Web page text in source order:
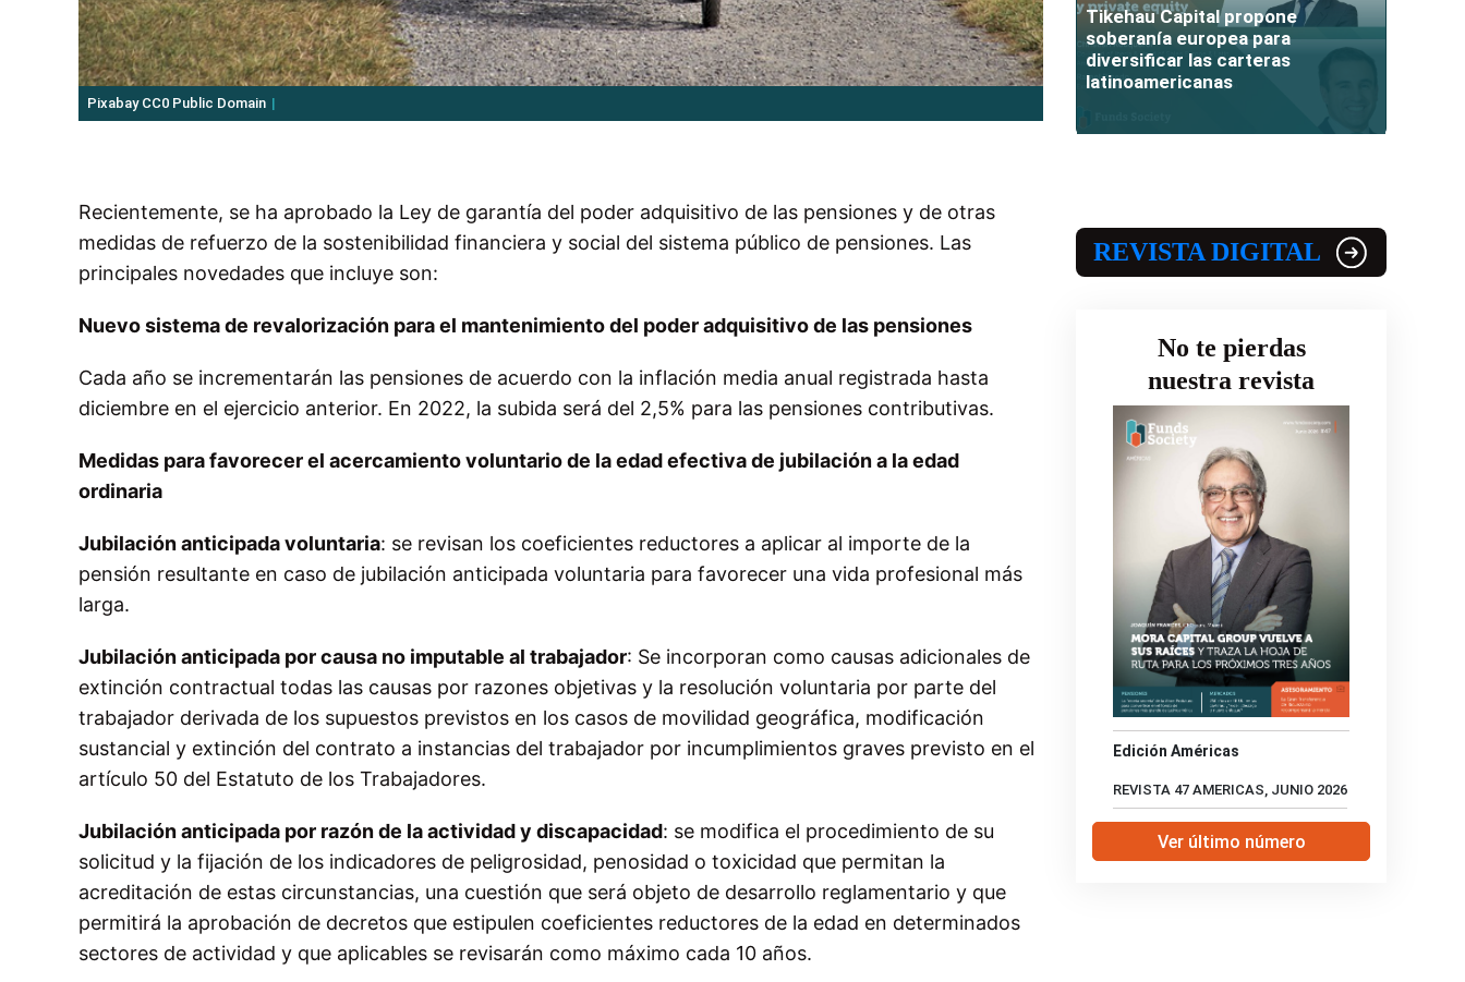
Pixabay CC0 Public Domain
Recientemente, se ha aprobado la Ley de garantía del poder adquisitivo de las pensiones y de otras
medidas de refuerzo de la sostenibilidad financiera y social del sistema público de pensiones. Las
principales novedades que incluye son:
Nuevo sistema de revalorización para el mantenimiento del poder adquisitivo de las pensiones
Cada año se incrementarán las pensiones de acuerdo con la inflación media anual registrada hasta
diciembre en el ejercicio anterior. En 2022, la subida será del 2,5% para las pensiones contributivas.
Medidas para favorecer el acercamiento voluntario de la edad efectiva de jubilación a la edad
ordinaria
Jubilación anticipada voluntaria: se revisan los coeficientes reductores a aplicar al importe de la
pensión resultante en caso de jubilación anticipada voluntaria para favorecer una vida profesional más
larga.
Jubilación anticipada por causa no imputable al trabajador: Se incorporan como causas adicionales de
extinción contractual todas las causas por razones objetivas y la resolución voluntaria por parte del
trabajador derivada de los supuestos previstos en los casos de movilidad geográfica, modificación
sustancial y extinción del contrato a instancias del trabajador por incumplimientos graves previsto en el
artículo 50 del Estatuto de los Trabajadores.
Jubilación anticipada por razón de la actividad y discapacidad: se modifica el procedimiento de su
solicitud y la fijación de los indicadores de peligrosidad, penosidad o toxicidad que permitan la
acreditación de estas circunstancias, una cuestión que será objeto de desarrollo reglamentario y que
permitirá la aprobación de decretos que estipulen coeficientes reductores de la edad en determinados
sectores de actividad y que aplicables se revisarán como máximo cada 10 años.
Tikehau Capital propone
soberanía europea para
diversificar las carteras
latinoamericanas
REVISTA DIGITAL
No te pierdas
nuestra revista
Edición Américas
REVISTA 47 AMERICAS, JUNIO 2026
Ver último número